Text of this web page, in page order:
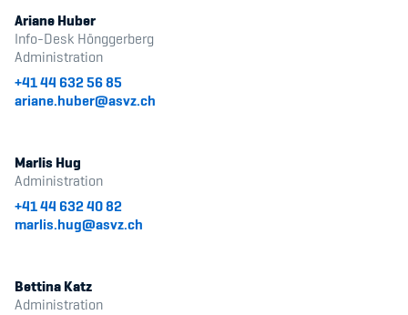
Ariane Huber
Info-Desk Hönggerberg
Administration
+41 44 632 56 85
ariane.huber@asvz.ch
Marlis Hug
Administration
+41 44 632 40 82
marlis.hug@asvz.ch
Bettina Katz
Administration